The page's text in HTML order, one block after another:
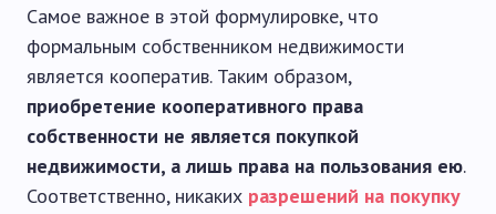
Самое важное в этой формулировке, что
формальным собственником недвижимости
является кооператив. Таким образом,
приобретение кооперативного права
собственности не является покупкой
недвижимости, а лишь права на пользования ею.
Соответственно, никаких разрешений на покупку